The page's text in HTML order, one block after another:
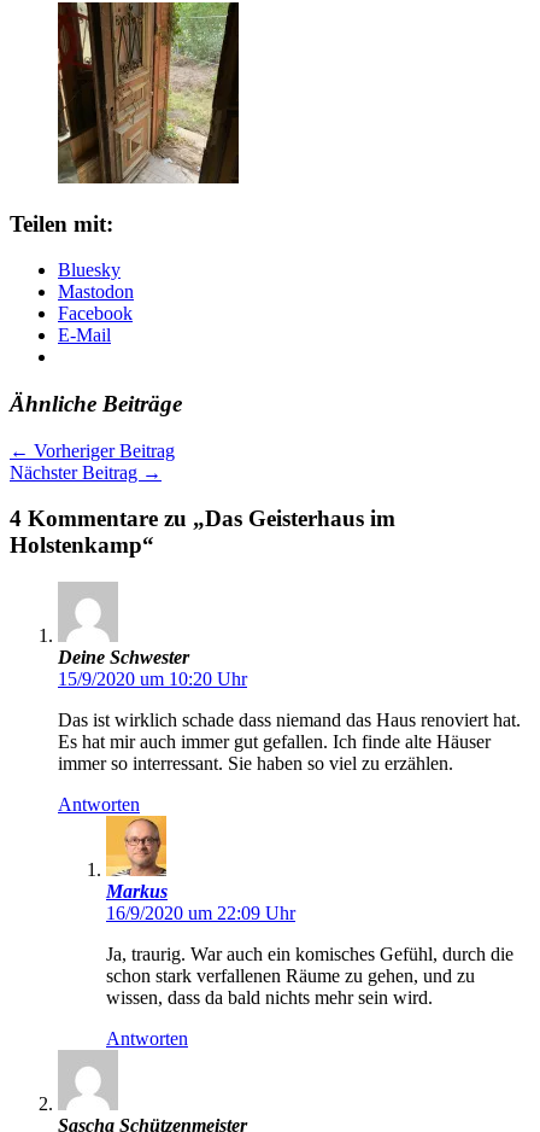
Teilen mit:
Bluesky
Mastodon
Facebook
E-Mail
Ähnliche Beiträge
← Vorheriger Beitrag
Nächster Beitrag →
4 Kommentare zu „Das Geisterhaus im
Holstenkamp“
Deine Schwester
15/9/2020 um 10:20 Uhr
Das ist wirklich schade dass niemand das Haus renoviert hat.
Es hat mir auch immer gut gefallen. Ich finde alte Häuser
immer so interressant. Sie haben so viel zu erzählen.
Antworten
Markus
16/9/2020 um 22:09 Uhr
Ja, traurig. War auch ein komisches Gefühl, durch die
schon stark verfallenen Räume zu gehen, und zu
wissen, dass da bald nichts mehr sein wird.
Antworten
Sascha Schützenmeister